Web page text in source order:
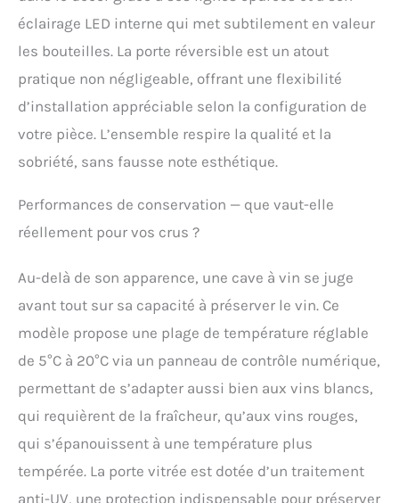
idéales. Protection et
visibilité améliorées : la
l'éclairage LED intégré
offrent une double
protègent vos bouteilles
des rayons du soleil et
de la lumière, tout en
permettant une vision
en ajoutant une touche
d'élégance à votre
ans, accompagnée d'un
Service d'Assistance en
tranquillité pour une
utilisation prolongée et
éclairage LED interne qui met subtilement en valeur
les bouteilles. La porte réversible est un atout
pratique non négligeable, offrant une flexibilité
d’installation appréciable selon la configuration de
votre pièce. L’ensemble respire la qualité et la
sobriété, sans fausse note esthétique.
Performances de conservation — que vaut-elle
réellement pour vos crus ?
Au-delà de son apparence, une cave à vin se juge
avant tout sur sa capacité à préserver le vin. Ce
modèle propose une plage de température réglable
de 5°C à 20°C via un panneau de contrôle numérique,
permettant de s’adapter aussi bien aux vins blancs,
qui requièrent de la fraîcheur, qu’aux vins rouges,
qui s’épanouissent à une température plus
tempérée. La porte vitrée est dotée d’un traitement
anti-UV, une protection indispensable pour préserver